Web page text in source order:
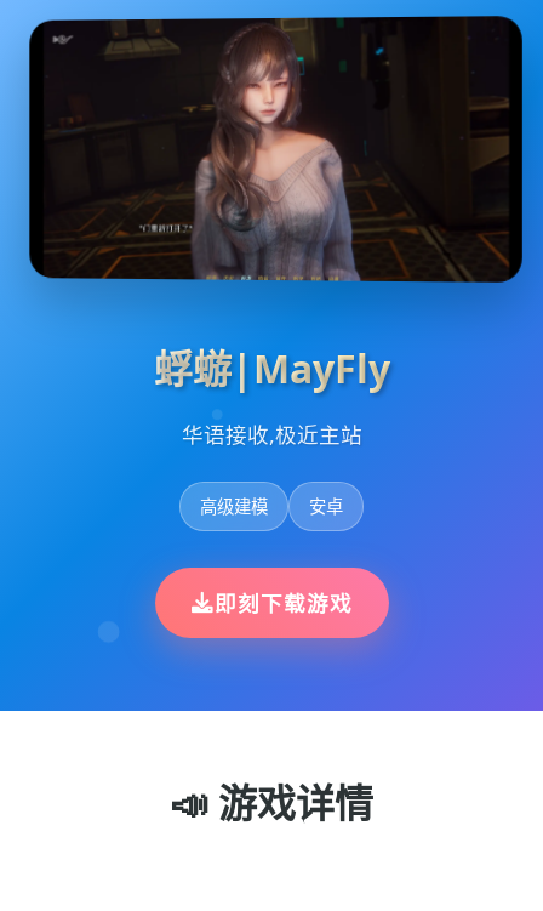
蜉蝣|MayFly
华语接收,极近主站
高级建模 安卓
即刻下载游戏
📣 游戏详情